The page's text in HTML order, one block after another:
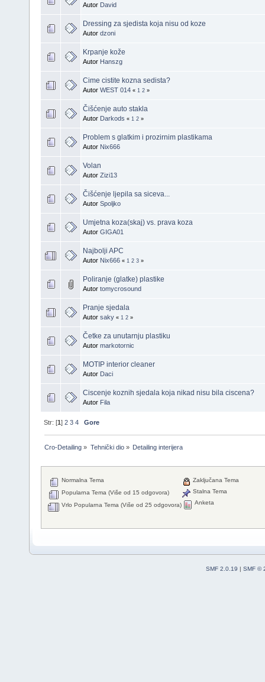
Autor David
Dressing za sjedista koja nisu od koze
Autor dzoni
Krpanje kože
Autor Hanszg
Cime cistite kozna sedista?
Autor WEST 014 « 1 2 »
Čišćenje auto stakla
Autor Darkods « 1 2 »
Problem s glatkim i prozirnim plastikama
Autor Nix666
Volan
Autor Zizi13
Čišćenje ljepila sa siceva...
Autor Spoljko
Umjetna koza(skaj) vs. prava koza
Autor GIGA01
Najbolji APC
Autor Nix666 « 1 2 3 »
Poliranje (glatke) plastike
Autor tomycrosound
Pranje sjedala
Autor saky « 1 2 »
Četke za unutarnju plastiku
Autor markotornic
MOTIP interior cleaner
Autor Daci
Ciscenje koznih sjedala koja nikad nisu bila ciscena?
Autor Fila
Str: [1]2 3 4 Gore
Cro-Detailing » Tehnički dio» Detailing interijera
Normalna Tema
Popularna Tema (Više od 15 odgovora)
Vrlo Popularna Tema (Više od 25 odgovora)
Zaključana Tema
Stalna Tema
Anketa
SMF 2.0.19 | SMF ©